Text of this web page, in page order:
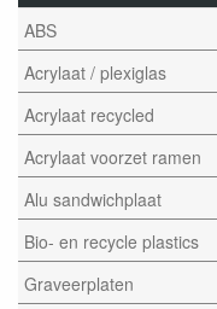
ABS
Acrylaat / plexiglas
Acrylaat recycled
Acrylaat voorzet ramen
Alu sandwichplaat
Bio- en recycle plastics
Graveerplaten